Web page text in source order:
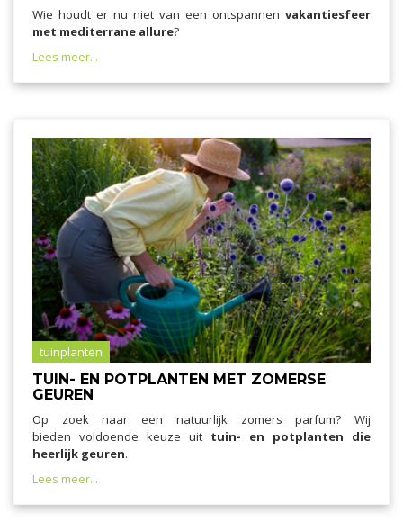
Wie houdt er nu niet van een ontspannen vakantiesfeer
met mediterrane allure?
Lees meer...
tuinplanten
TUIN- EN POTPLANTEN MET ZOMERSE
GEUREN
Op zoek naar een natuurlijk zomers parfum? Wij
bieden voldoende keuze uit tuin- en potplanten die
heerlijk geuren.
Lees meer...